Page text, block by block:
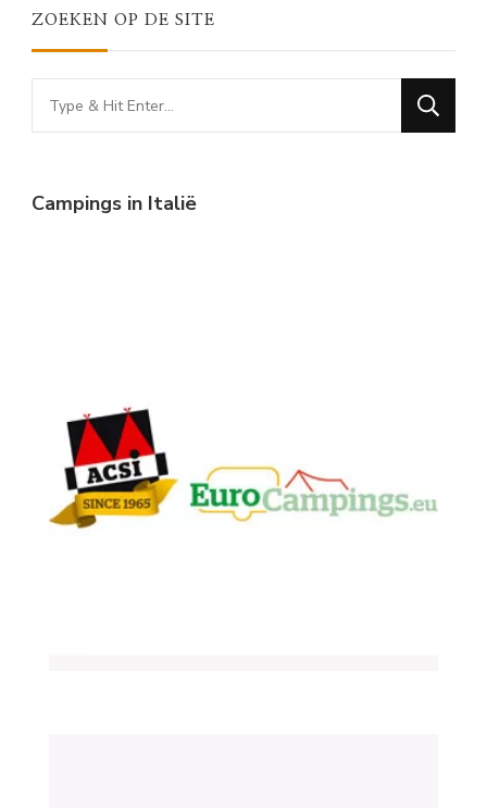
ZOEKEN OP DE SITE
Looking
for
Campings in Italië